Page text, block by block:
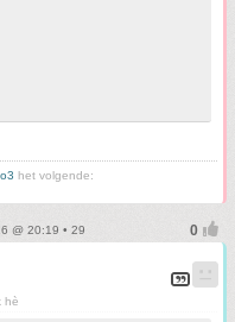
het volgende:
@ 20:19 • 29
hè